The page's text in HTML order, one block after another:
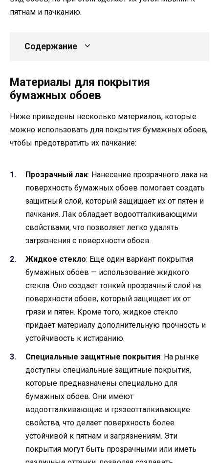
пятнам и пачканию.
Содержание
Материалы для покрытия
бумажных обоев
Ниже приведены несколько материалов, которые
можно использовать для покрытия бумажных обоев,
чтобы предотвратить их пачкание:
Прозрачный лак: Нанесение прозрачного лака на
поверхность бумажных обоев помогает создать
защитный слой, который защищает их от пятен и
пачкания. Лак обладает водоотталкивающими
свойствами, что позволяет легко удалять
загрязнения с поверхности обоев.
Жидкое стекло: Еще один вариант покрытия
бумажных обоев — использование жидкого
стекла. Оно создает тонкий прозрачный слой на
поверхности обоев, который защищает их от
грязи и пятен. Кроме того, жидкое стекло
придает материалу дополнительную прочность и
устойчивость к истиранию.
Специальные защитные покрытия: На рынке
доступны специальные защитные покрытия,
которые предназначены специально для
бумажных обоев. Они имеют
водоотталкивающие и грязеотталкивающие
свойства, что делает поверхность более
устойчивой к пятнам и загрязнениям. Эти
покрытия могут быть прозрачными или иметь